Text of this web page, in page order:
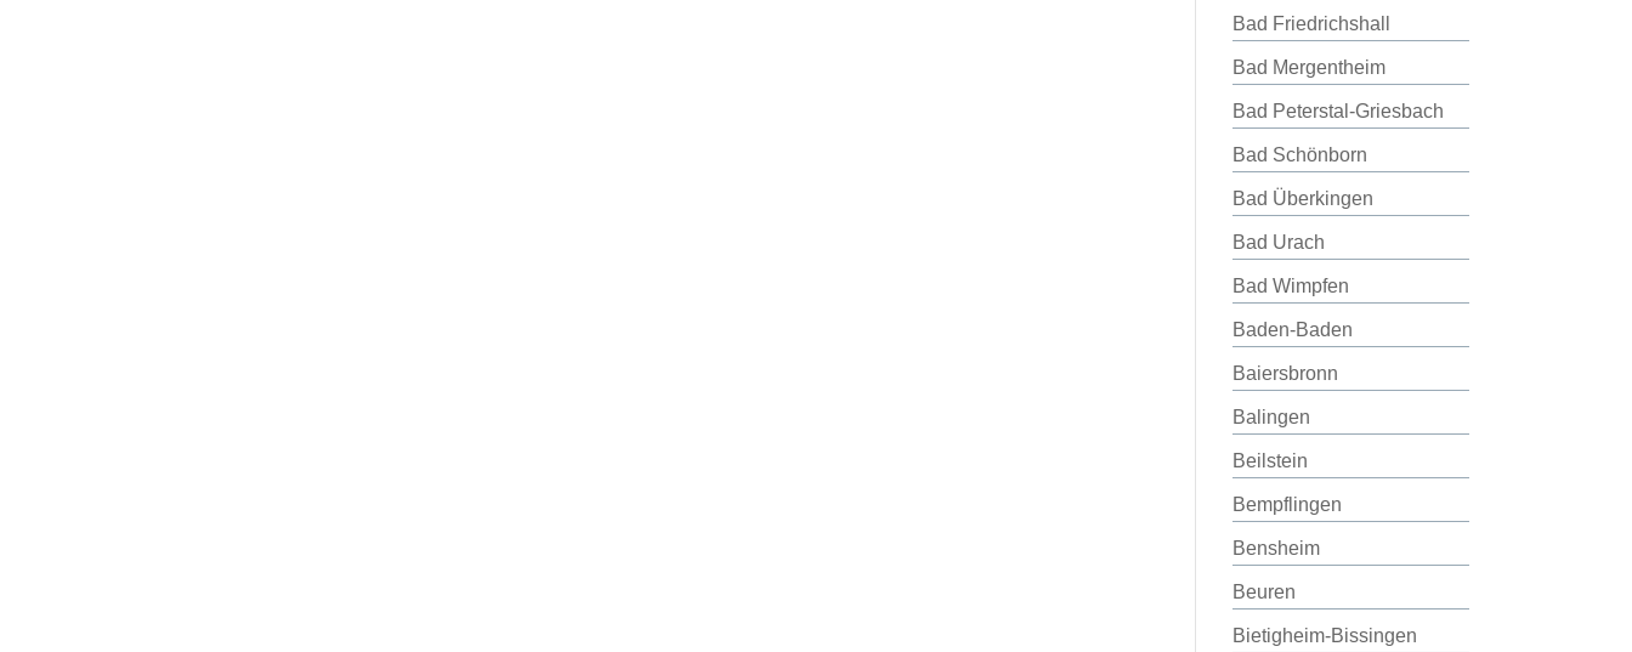
Bad Friedrichshall
Bad Mergentheim
Bad Peterstal-Griesbach
Bad Schönborn
Bad Überkingen
Bad Urach
Bad Wimpfen
Baden-Baden
Baiersbronn
Balingen
Beilstein
Bempflingen
Bensheim
Beuren
Bietigheim-Bissingen